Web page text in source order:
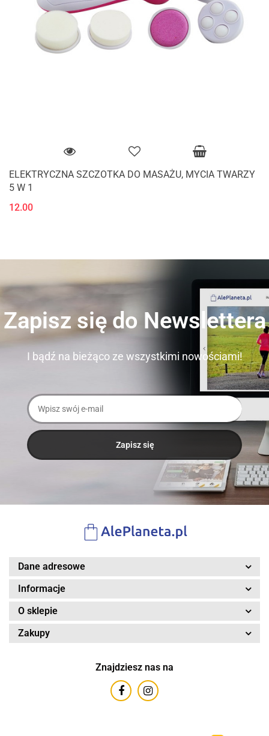
ELEKTRYCZNA SZCZOTKA DO MASAŻU, MYCIA TWARZY
5 W 1
12.00
Zapisz się do Newslettera
I bądź na bieżąco ze wszystkimi nowościami!
Dane adresowe
Informacje
O sklepie
Zakupy
Znajdziesz nas na